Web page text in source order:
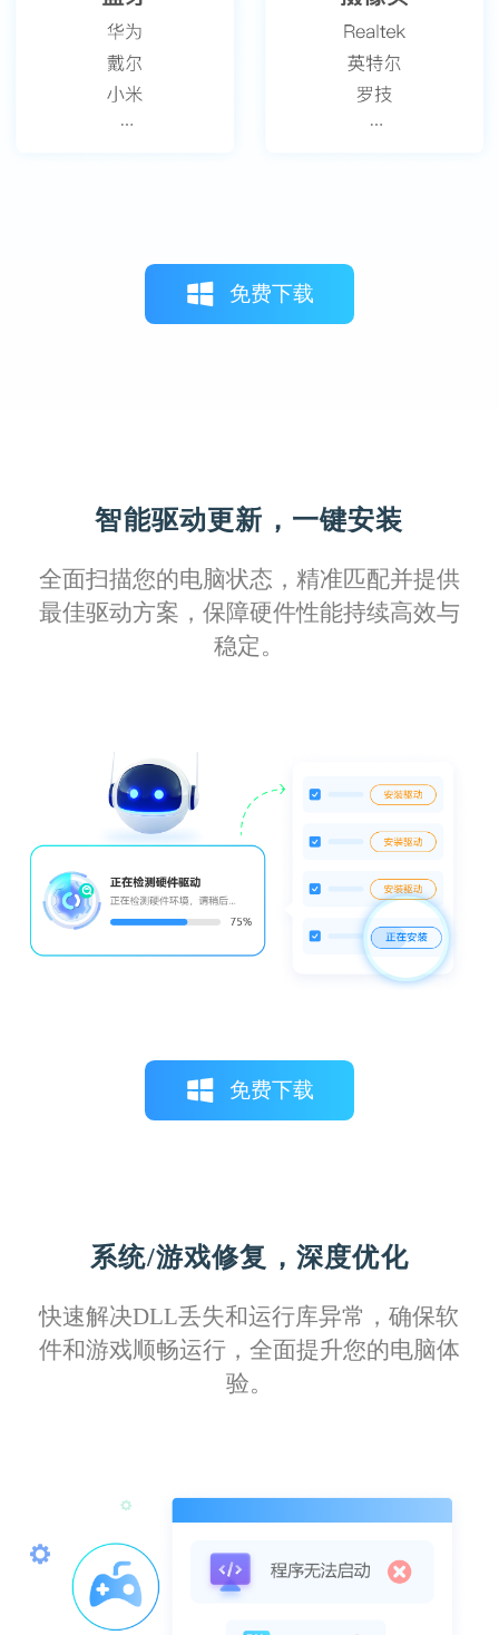
免费下载
智能驱动更新，一键安装
全面扫描您的电脑状态，精准匹配并提供
最佳驱动方案，保障硬件性能持续高效与
稳定。
免费下载
系统/游戏修复，深度优化
快速解决DLL丢失和运行库异常，确保软
件和游戏顺畅运行，全面提升您的电脑体
验。
Izuku11
这款软件驱动库更新及时，覆盖全面，无论
是旧型号还是最新款打印机，都能找到匹配
Kirito